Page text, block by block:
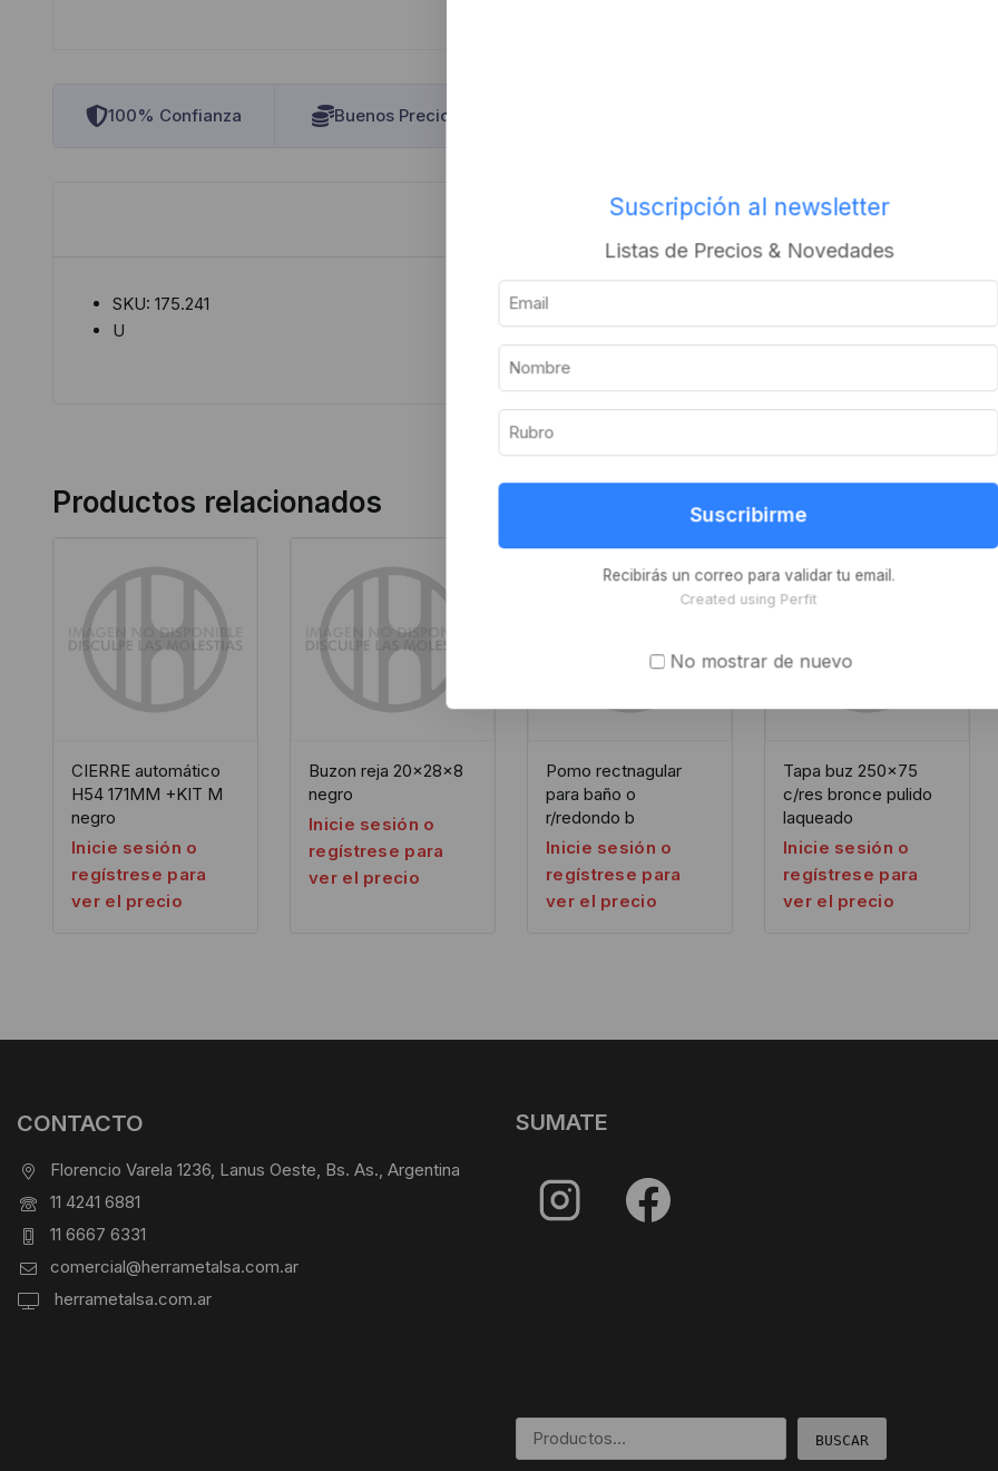
100% Confianza Buenos Precios
Descripción Información adicional
SKU: 175.241
U
Productos relacionados
CIERRE automático
H54 171MM +KIT M
negro
Inicie sesión o
regístrese para
ver el precio
Buzon reja 20x28x8
negro
Inicie sesión o
regístrese para
ver el precio
Pomo rectnagular
para baño o
r/redondo b
Inicie sesión o
regístrese para
ver el precio
Tapa buz 250×75
c/res bronce pulido
laqueado
Inicie sesión o
regístrese para
ver el precio
CONTACTO
Florencio Varela 1236, Lanus Oeste, Bs. As., Argentina
11 4241 6881
11 6667 6331
comercial@herrametalsa.com.ar
herrametalsa.com.ar
SUMATE
BUSCAR
Suscripción al newsletter
Listas de Precios & Novedades
Suscribirme
Recibirás un correo para validar tu email.
Created using Perfit
No mostrar de nuevo